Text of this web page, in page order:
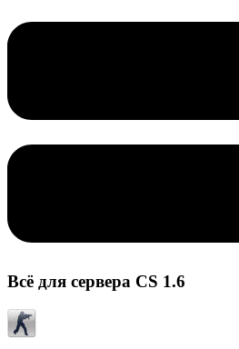
Всё для сервера CS 1.6